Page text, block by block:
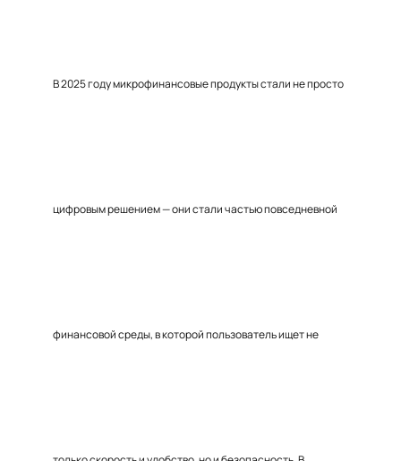
В 2025 году микрофинансовые продукты стали не просто
цифровым решением — они стали частью повседневной
финансовой среды, в которой пользователь ищет не